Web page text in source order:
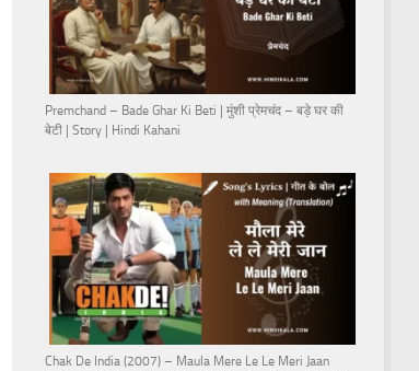
Premchand – Bade Ghar Ki Beti | मुंशी प्रेमचंद – बड़े घर की
बेटी | Story | Hindi Kahani
Chak De India (2007) – Maula Mere Le Le Meri Jaan